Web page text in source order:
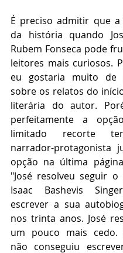
É preciso admitir que
da história quando
Rubem Fonseca pode
leitores mais curiosos.
eu gostaria muito de
sobre os relatos do
literária do autor.
perfeitamente a
limitado recorte
narrador-protagonista
opção na última
"José resolveu seguir
Isaac Bashevis
escrever a sua
nos trinta anos. José
um pouco mais cedo.
não conseguiu